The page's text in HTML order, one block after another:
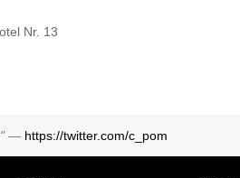
Nr. 13
— https://twitter.com/c_pom